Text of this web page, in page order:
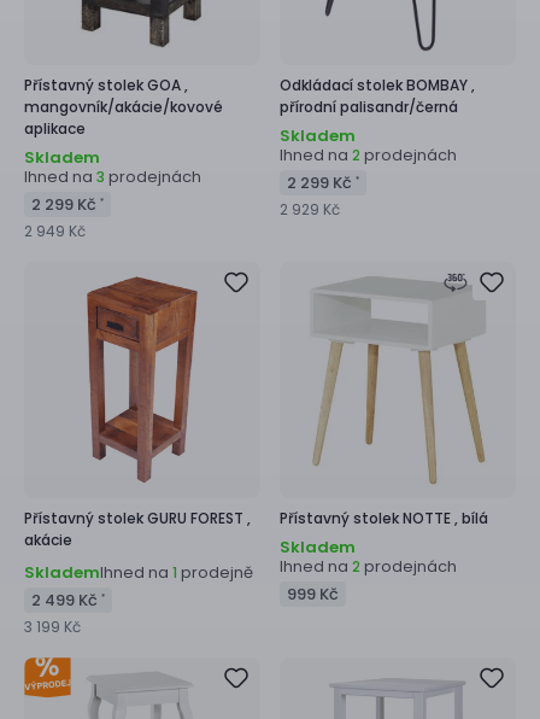
Přístavný stolekGOA ,
mangovník/akácie/kovové
aplikace
Skladem
Ihned na 3 prodejnách
2 299 Kč *
2 949 Kč
Odkládací stolekBOMBAY ,
přírodní palisandr/černá
Skladem
Ihned na 2 prodejnách
2 299 Kč *
2 929 Kč
Přístavný stolekGURU FOREST ,
akácie
SklademIhned na 1 prodejně
2 499 Kč *
3 199 Kč
Přístavný stolekNOTTE ,bílá
Skladem
Ihned na 2 prodejnách
999 Kč